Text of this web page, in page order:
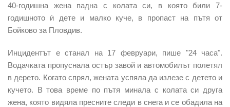
40-годишна жена падна с колата си, в която били 7-
годишното ѝ дете и малко куче, в пропаст на пътя от
Бойково за Пловдив.
Инцидентът е станал на 17 февруари, пише "24 часа".
Водачката пропуснала остър завой и автомобилът полетял
в дерето. Когато спрял, жената успяла да излезе с детето и
кучето. В това време по пътя минала с колата си друга
жена, която видяла пресните следи в снега и се обадила на